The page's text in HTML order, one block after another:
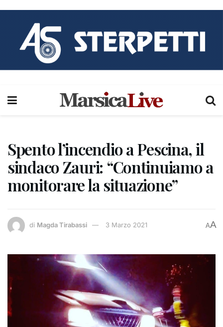
Spento l’incendio a Pescina, il
sindaco Zauri: “Continuiamo a
monitorare la situazione”
di Magda Tirabassi 3 Marzo 2021 AA